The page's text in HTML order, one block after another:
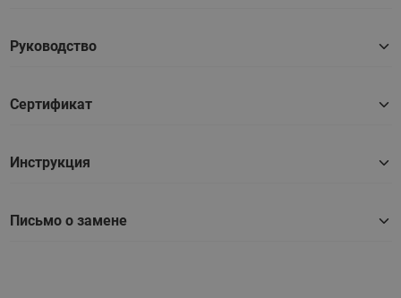
Руководство
Сертификат
Инструкция
Письмо о замене